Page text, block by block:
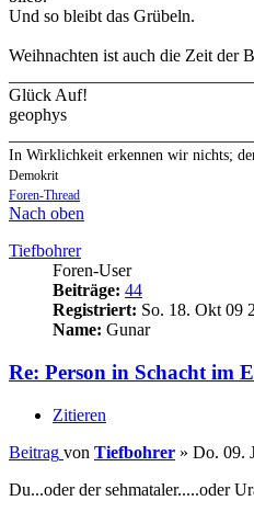
Und so bleibt das Grübeln.
Weihnachten ist auch die Zeit der
Glück Auf!
geophys
In Wirklichkeit erkennen wir nichts;
Demokrit
Foren-Thread
Nach oben
Tiefbohrer
Foren-User
Beiträge: 44
Registriert: So. 18. Okt 09
Name: Gunar
Re: Person in Schacht im
Zitieren
Beitrag von Tiefbohrer » Do. 09.
Du...oder der sehmataler.....oder